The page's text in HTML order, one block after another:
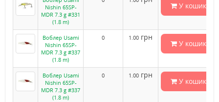
Nishin 65SP-
MDR 7.3 g #331
(1.8 m)
У кошик
Воблер Usami
Nishin 65SP-
MDR 7.3 g #337
(1.8 m)
0 1.00 грн
У кошик
Воблер Usami
Nishin 65SP-
MDR 7.3 g #337
(1.8 m)
0 1.00 грн
У кошик